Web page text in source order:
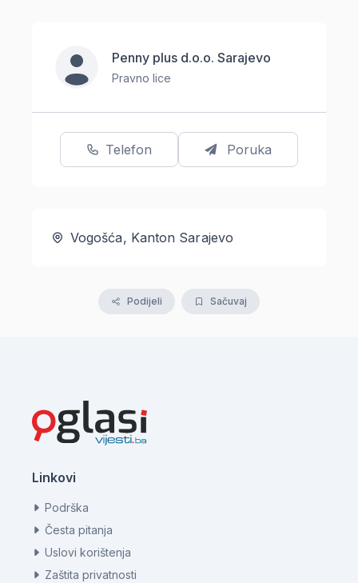
Penny plus d.o.o. Sarajevo
Pravno lice
Telefon Poruka
Vogošća, Kanton Sarajevo
Podijeli Sačuvaj
Linkovi
Podrška
Česta pitanja
Uslovi korištenja
Zaštita privatnosti